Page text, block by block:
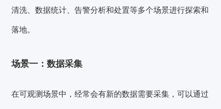
清洗、数据统计、告警分析和处置等多个场景进行探索和
落地。
场景一：数据采集
在可观测场景中，经常会有新的数据需要采集，可以通过